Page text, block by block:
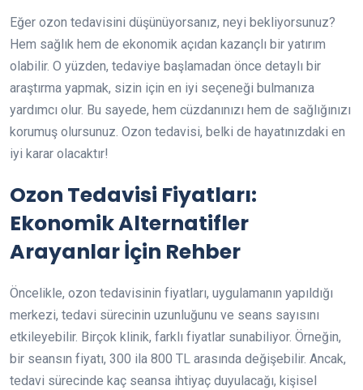
Eğer ozon tedavisini düşünüyorsanız, neyi bekliyorsunuz?
Hem sağlık hem de ekonomik açıdan kazançlı bir yatırım
olabilir. O yüzden, tedaviye başlamadan önce detaylı bir
araştırma yapmak, sizin için en iyi seçeneği bulmanıza
yardımcı olur. Bu sayede, hem cüzdanınızı hem de sağlığınızı
korumuş olursunuz. Ozon tedavisi, belki de hayatınızdaki en
iyi karar olacaktır!
Ozon Tedavisi Fiyatları:
Ekonomik Alternatifler
Arayanlar İçin Rehber
Öncelikle, ozon tedavisinin fiyatları, uygulamanın yapıldığı
merkezi, tedavi sürecinin uzunluğunu ve seans sayısını
etkileyebilir. Birçok klinik, farklı fiyatlar sunabiliyor. Örneğin,
bir seansın fiyatı, 300 ila 800 TL arasında değişebilir. Ancak,
tedavi sürecinde kaç seansa ihtiyaç duyulacağı, kişisel